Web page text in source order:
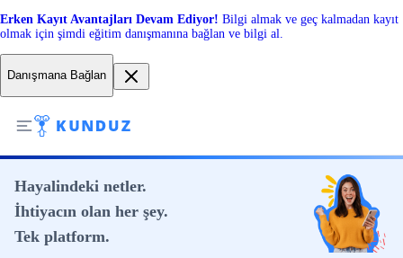
Erken Kayıt Avantajları Devam Ediyor! Bilgi almak ve geç kalmadan kayıt
olmak için şimdi eğitim danışmanına bağlan ve bilgi al.
Danışmana Bağlan
Hayalindeki netler.
İhtiyacın olan her şey.
Tek platform.